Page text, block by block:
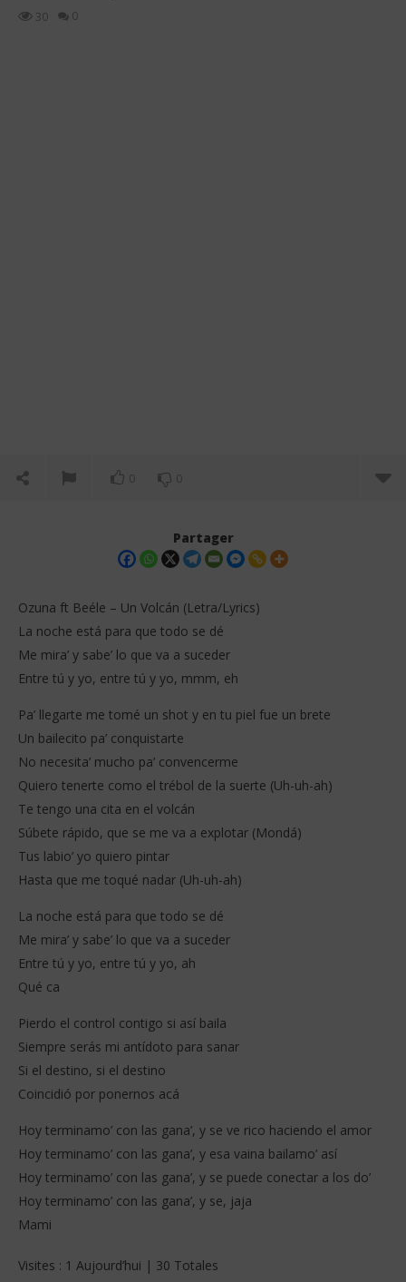
30 0
0 0
Ozuna ft Beéle – Un Volcán (Letra/Lyrics)
12
décembre
2025
Stone
Partager
Ozuna ft Beéle – Un Volcán (Letra/Lyrics)
La noche está para que todo se dé
Me mira’ y sabe’ lo que va a suceder
Entre tú y yo, entre tú y yo, mmm, eh
Pa’ llegarte me tomé un shot y en tu piel fue un brete
Un bailecito pa’ conquistarte
No necesita’ mucho pa’ convencerme
Quiero tenerte como el trébol de la suerte (Uh-uh-ah)
Te tengo una cita en el volcán
Súbete rápido, que se me va a explotar (Mondá)
Tus labio’ yo quiero pintar
Hasta que me toqué nadar (Uh-uh-ah)
La noche está para que todo se dé
Me mira’ y sabe’ lo que va a suceder
Entre tú y yo, entre tú y yo, ah
Qué ca
Pierdo el control contigo si así baila
Siempre serás mi antídoto para sanar
Si el destino, si el destino
Coincidió por ponernos acá
Hoy terminamo’ con las gana’, y se ve rico haciendo el amor
Hoy terminamo’ con las gana’, y esa vaina bailamo’ así
Hoy terminamo’ con las gana’, y se puede conectar a los do’
Hoy terminamo’ con las gana’, y se, jaja
Mami
Visites : 1 Aujourd’hui | 30 Totales